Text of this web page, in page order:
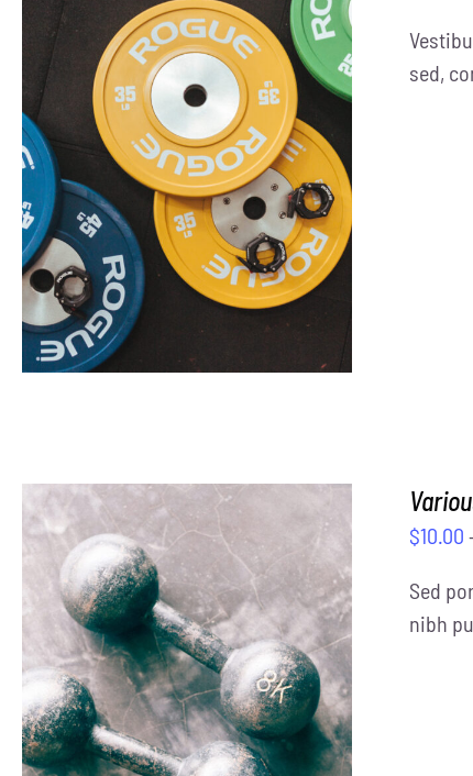
SELECT OPTIONS / DETAILS
sed,
SELECT OPTIONS / DETAILS
$10.00
Sed
nibh